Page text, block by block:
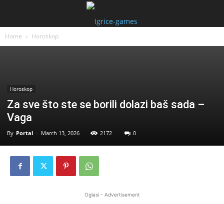
Home Horoskop
Horoskop
Za sve što ste se borili dolazi baš sada –
Vaga
By Portal - March 13, 2026 2172 0
Oglasi - Advertisement